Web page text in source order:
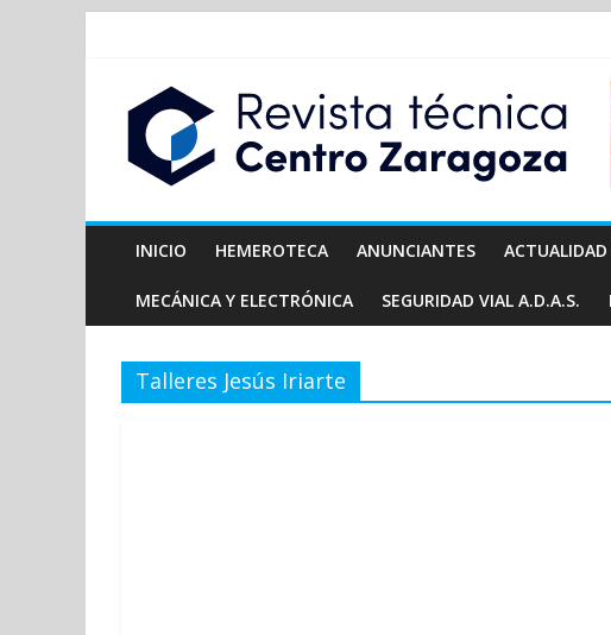
INICIO HEMEROTECA ANUNCIANTES
MECÁNICA Y ELECTRÓNICA SEGURIDAD VIAL A.D.A.S.
Talleres Jesús Iriarte